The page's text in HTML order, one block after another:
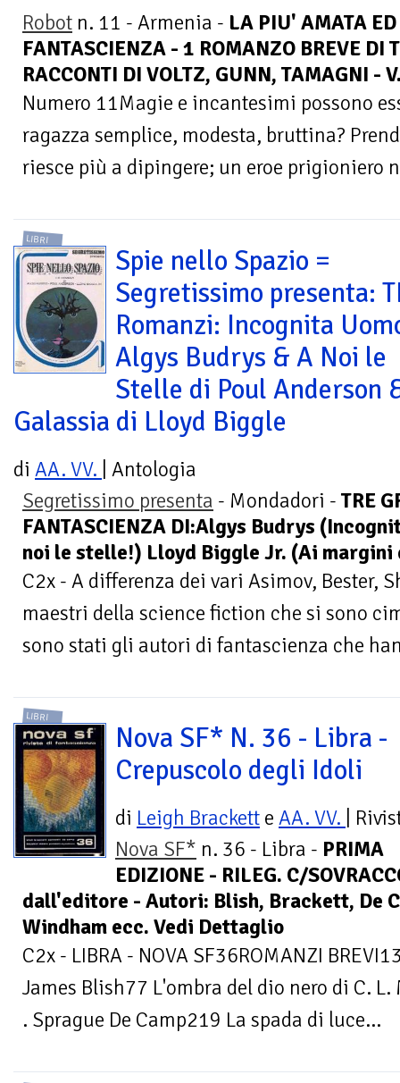
Robot n. 11 - Armenia - LA PIU' AMATA
FANTASCIENZA - 1 ROMANZO BREVE DI
RACCONTI DI VOLTZ, GUNN, TAMAGNI -
Numero 11Magie e incantesimi possono
ragazza semplice, modesta, bruttina?
riesce più a dipingere; un eroe prigioniero
LIBRI
Spie nello Spazio =
Segretissimo presenta:
Romanzi: Incognita
Algys Budrys & A Noi le
Stelle di Poul Anderson
Galassia di Lloyd Biggle
di AA. VV. | Antologia
Segretissimo presenta - Mondadori - TRE
FANTASCIENZA DI:Algys Budrys
noi le stelle!) Lloyd Biggle Jr. (Ai
C2x - A differenza dei vari Asimov, Bester,
maestri della science fiction che si sono
sono stati gli autori di fantascienza che
LIBRI
Nova SF* N. 36 - Libra -
Crepuscolo degli Idoli
di Leigh Brackett e AA. VV.
|
Nova SF* n. 36 - Libra - PRIMA
EDIZIONE - RILEG. C/
dall'editore - Autori: Blish, Brackett, De
Windham ecc. Vedi Dettaglio
C2x - LIBRA - NOVA SF36ROMANZI
James Blish77 L'ombra del dio nero di C.
. Sprague De Camp219 La spada di luce...